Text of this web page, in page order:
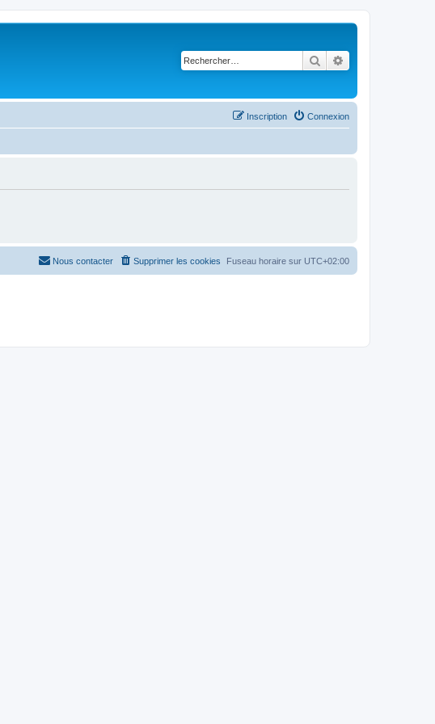
Rechercher
Connexion
Inscription
Fuseau horaire sur UTC+02:00
Supprimer les cookies
Nous contacter